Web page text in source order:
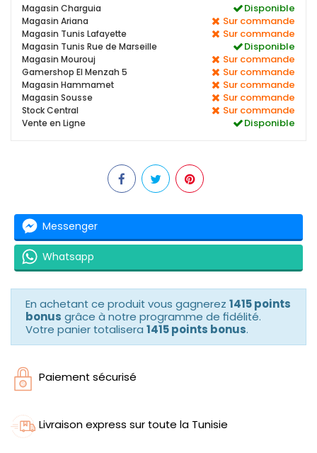
Magasin Charguia Disponible
Magasin Ariana Sur commande
Magasin Tunis Lafayette Sur commande
Magasin Tunis Rue de Marseille Disponible
Magasin Mourouj Sur commande
Gamershop El Menzah 5 Sur commande
Magasin Hammamet Sur commande
Magasin Sousse Sur commande
Stock Central Sur commande
Vente en Ligne Disponible
Messenger
Whatsapp
En achetant ce produit vous gagnerez 1415 points
bonus grâce à notre programme de fidélité.
Votre panier totalisera 1415 points bonus.
Paiement sécurisé
Livraison express sur toute la Tunisie